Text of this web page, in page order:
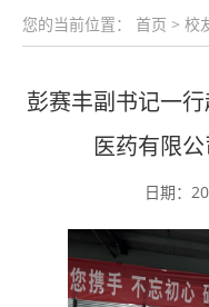
您的当前位置： 首页 > 校
彭赛丰副书记一
医药有限
日期：